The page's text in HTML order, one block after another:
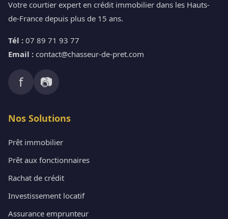
Votre courtier expert en crédit immobilier dans les Hauts-
de-France depuis plus de 15 ans.
Tél : 07 89 71 93 77
Email : contact@chasseur-de-pret.com
f 📷
Nos Solutions
Prêt immobilier
Prêt aux fonctionnaires
Rachat de crédit
Investissement locatif
Assurance emprunteur